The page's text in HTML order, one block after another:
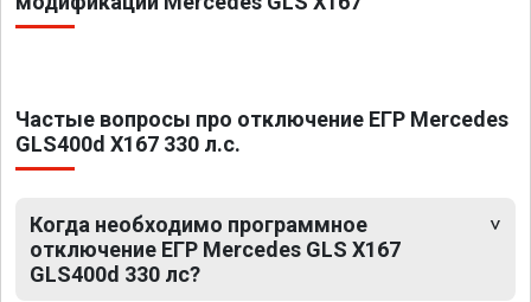
Частые вопросы про отключение ЕГР Mercedes
GLS400d X167 330 л.с.
Когда необходимо программное
отключение ЕГР Mercedes GLS X167
GLS400d 330 лс?